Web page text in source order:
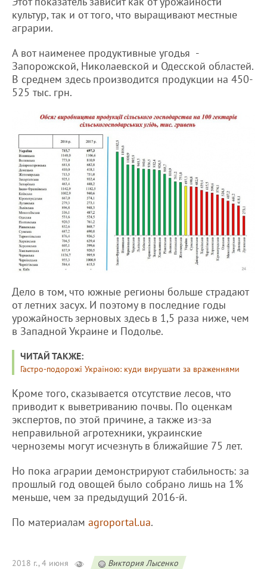
культур, так и от того, что выращивают местные
аграрии.
А вот наименее продуктивные угодья -
Запорожской, Николаевской и Одесской областей.
В среднем здесь производится продукции на 450-
525 тыс. грн.
Дело в том, что южные регионы больше страдают
от летних засух. И поэтому в последние годы
урожайность зерновых здесь в 1,5 раза ниже, чем
в Западной Украине и Подолье.
ЧИТАЙ ТАКЖЕ:
Гастро-подорожі Україною: куди вирушати за враженнями
Кроме того, сказывается отсутствие лесов, что
приводит к выветриванию почвы. По оценкам
экспертов, по этой причине, а также из-за
неправильной агротехники, украинские
черноземы могут исчезнуть в ближайшие 75 лет.
Но пока аграрии демонстрируют стабильность: за
прошлый год овощей было собрано лишь на 1%
меньше, чем за предыдущий 2016-й.
По материалам agroportal.ua.
2018 г., 4 июня
Виктория Лысенко